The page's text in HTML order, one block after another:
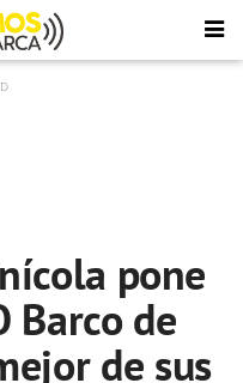
pone
Barco de
de sus